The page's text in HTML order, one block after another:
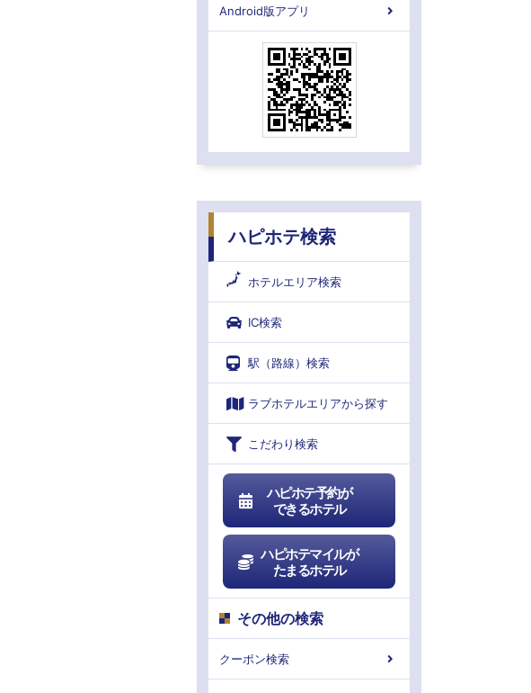
Android版アプリ
ハピホテ検索
ホテルエリア検索
IC検索
駅（路線）検索
ラブホテルエリアから探す
こだわり検索
ハピホテ予約が
できるホテル
ハピホテマイルが
たまるホテル
その他の検索
クーポン検索